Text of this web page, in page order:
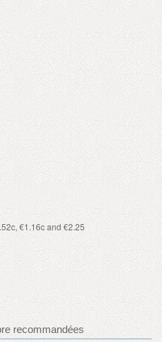
€1.16c and €2.25
recommandées